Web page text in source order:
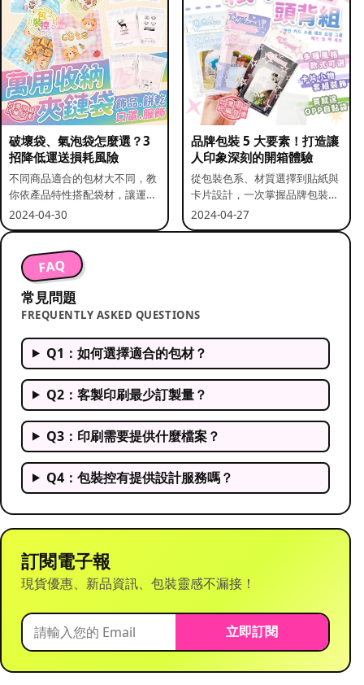
破壞袋、氣泡袋怎麼選？3
招降低運送損耗風險
不同商品適合的包材大不同，教
你依產品特性搭配袋材，讓運送
更安全。
2024-04-30
品牌包裝 5 大要素！打造讓
人印象深刻的開箱體驗
從包裝色系、材質選擇到貼紙與
卡片設計，一次掌握品牌包裝的
關鍵要素。
2024-04-27
FAQ
常見問題
FREQUENTLY ASKED QUESTIONS
Q1：如何選擇適合的包材？
Q2：客製印刷最少訂製量？
Q3：印刷需要提供什麼檔案？
Q4：包裝控有提供設計服務嗎？
訂閱電子報
現貨優惠、新品資訊、包裝靈感不漏接！
立即訂閱